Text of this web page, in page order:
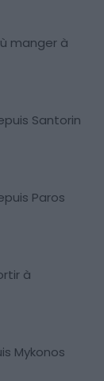
manger à
Santorin
Paros
à
Mykonos